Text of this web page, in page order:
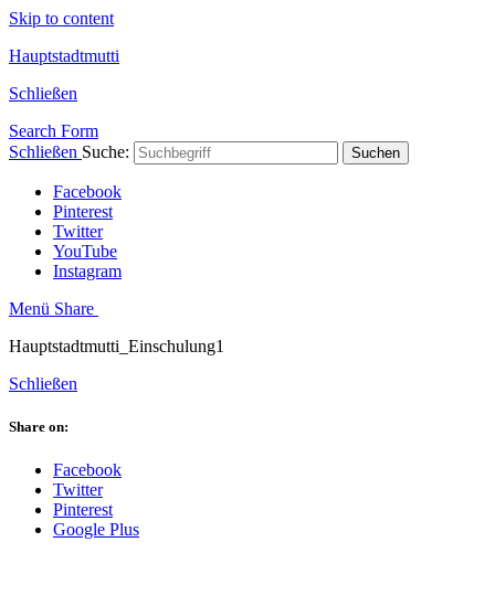
Skip to content
Hauptstadtmutti
Schließen
Search Form
Schließen Suche: Suchen
Facebook
Pinterest
Twitter
YouTube
Instagram
Menü Share
Hauptstadtmutti_Einschulung1
Schließen
Share on:
Facebook
Twitter
Pinterest
Google Plus